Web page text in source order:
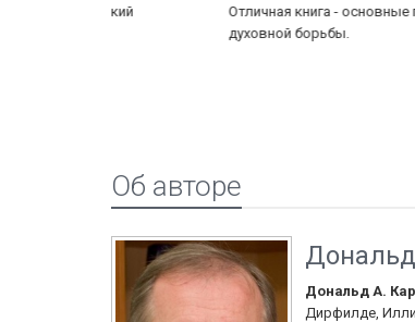
Отличная книга - основные принципы и
духовной борьбы.
Об авторе
Дональд А.
Дирфилде,